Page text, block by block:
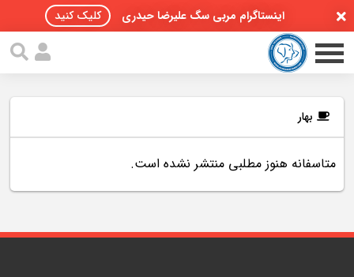
اینستاگرام مربی سگ علیرضا حیدری کلیک کنید
صفحه اصلی
پادکست سگ ها
بهار
متاسفانه هنوز مطلبی منتشر نشده است.